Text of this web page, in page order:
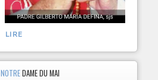
LIRE
NOTREDAME DU MAI